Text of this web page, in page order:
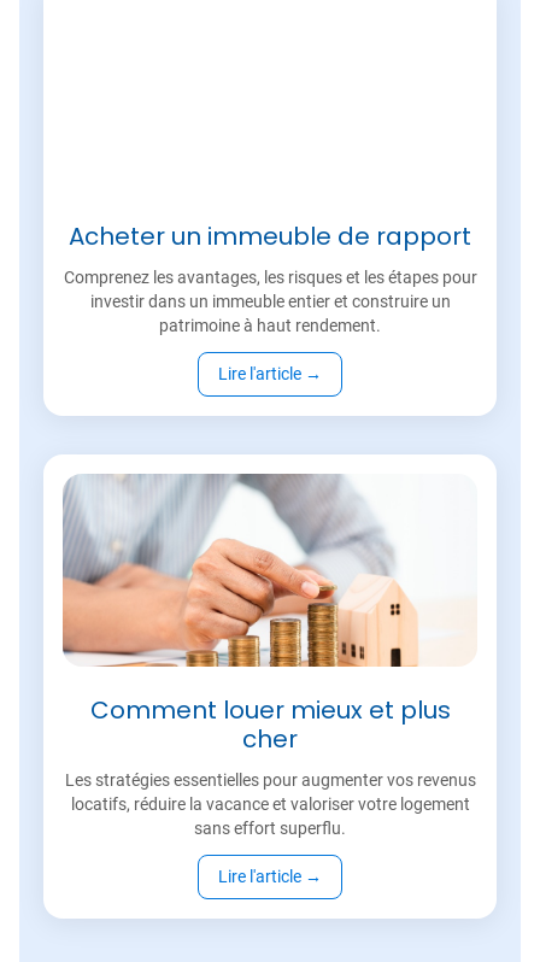
Acheter un immeuble de rapport
Comprenez les avantages, les risques et les étapes pour
investir dans un immeuble entier et construire un
patrimoine à haut rendement.
Lire l'article →
Comment louer mieux et plus
cher
Les stratégies essentielles pour augmenter vos revenus
locatifs, réduire la vacance et valoriser votre logement
sans effort superflu.
Lire l'article →